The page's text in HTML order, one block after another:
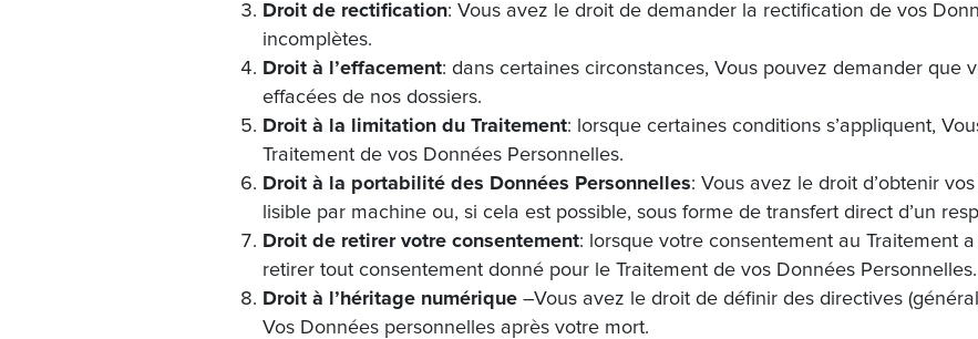
Droit de rectification: Vous avez le droit de demander la rectification de vos
incomplètes.
Droit à l’effacement: dans certaines circonstances, Vous pouvez demander que
effacées de nos dossiers.
Droit à la limitation du Traitement: lorsque certaines conditions s’appliquent,
Traitement de vos Données Personnelles.
Droit à la portabilité des Données Personnelles: Vous avez le droit d’obtenir
lisible par machine ou, si cela est possible, sous forme de transfert direct d’un
Droit de retirer votre consentement: lorsque votre consentement au Traitement
retirer tout consentement donné pour le Traitement de vos Données Personnelles.
Droit à l’héritage numérique –Vous avez le droit de définir des directives
Vos Données personnelles après votre mort.